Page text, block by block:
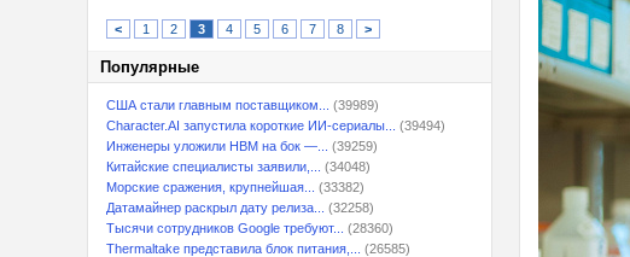
< 1 2 3 4 5 6 7 8 >
Популярные
США стали главным поставщиком...
(39989)
Character.AI запустила короткие ИИ-сериалы...
(39494)
Инженеры уложили HBM на бок —...
(39259)
Китайские специалисты заявили,...
(34048)
Морские сражения, крупнейшая...
(33382)
Датамайнер раскрыл дату релиза...
(32258)
Тысячи сотрудников Google требуют...
(28360)
Thermaltake представила блок питания,...
(26585)